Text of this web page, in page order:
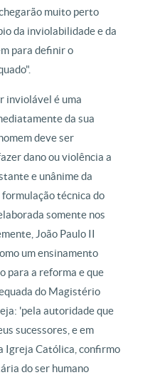
muito perto
da inviolabilidade e da
para definir o
inviolável é uma
da sua
deve ser
dano ou violência a
e unânime da
técnica do
somente nos
João Paulo II
um ensinamento
para a reforma e que
do Magistério
'pela autoridade que
sucessores, e em
Igreja Católica, confirmo
do ser humano